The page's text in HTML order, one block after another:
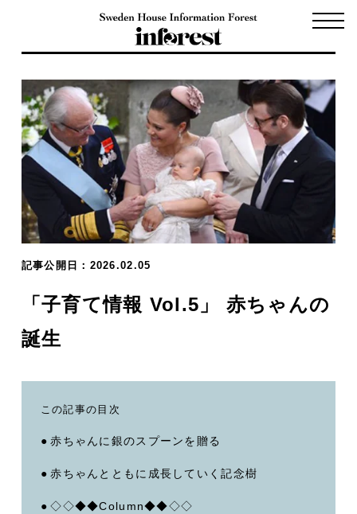
記事公開日：2026.02.05
「子育て情報 Vol.5」 赤ちゃんの
誕生
この記事の目次
赤ちゃんに銀のスプーンを贈る
赤ちゃんとともに成長していく記念樹
◇◇◆◆Column◆◆◇◇